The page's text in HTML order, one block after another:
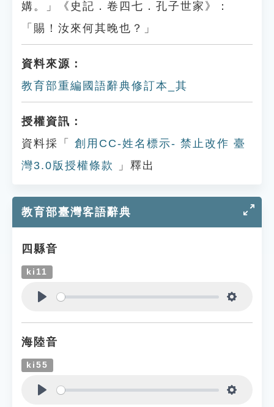
媾。」《史記．卷四七．孔子世家》：
「賜！汝來何其晚也？」
資料來源：
教育部重編國語辭典修訂本_其
授權資訊：
資料採「
創用CC-姓名標示- 禁止改作 臺
灣3.0版授權條款
」釋出
教育部臺灣客語辭典
四縣音
ki11
海陸音
ki55